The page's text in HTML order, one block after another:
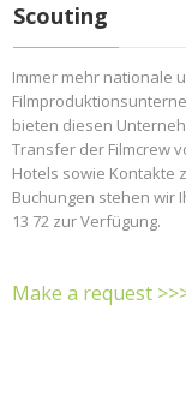
Scouting
Immer mehr nationale
bieten diesen
Transfer der Filmcrew
Hotels sowie Kontakte
Buchungen stehen wir
13 72 zur Verfügung.
Make a request